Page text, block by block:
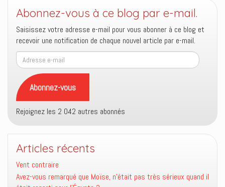
Abonnez-vous à ce blog par e-mail.
Saisissez votre adresse e-mail pour vous abonner à ce blog et
recevoir une notification de chaque nouvel article par e-mail.
Adresse
e-
mail
Abonnez-vous
Rejoignez les 2 042 autres abonnés
Articles récents
Vent contraire
Avez-vous remarqué que Moïse, n’était pas très sérieux quand il